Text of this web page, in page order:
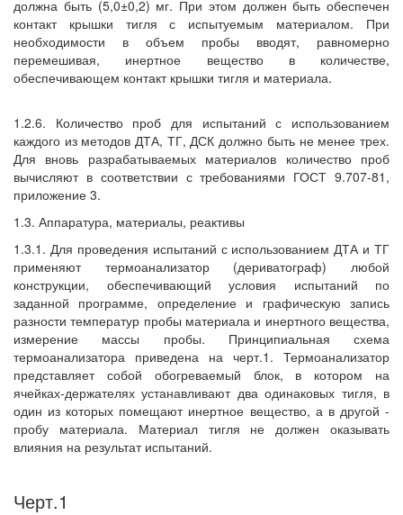
должна быть (5,0±0,2) мг. При этом должен быть обеспечен
контакт крышки тигля с испытуемым материалом. При
необходимости в объем пробы вводят, равномерно
перемешивая, инертное вещество в количестве,
обеспечивающем контакт крышки тигля и материала.
1.2.6. Количество проб для испытаний с использованием
каждого из методов ДТА, ТГ, ДСК должно быть не менее трех.
Для вновь разрабатываемых материалов количество проб
вычисляют в соответствии с требованиями ГОСТ 9.707-81,
приложение 3.
1.3. Аппаратура, материалы, реактивы
1.3.1. Для проведения испытаний с использованием ДТА и ТГ
применяют термоанализатор (дериватограф) любой
конструкции, обеспечивающий условия испытаний по
заданной программе, определение и графическую запись
разности температур пробы материала и инертного вещества,
измерение массы пробы. Принципиальная схема
термоанализатора приведена на черт.1. Термоанализатор
представляет собой обогреваемый блок, в котором на
ячейках-держателях устанавливают два одинаковых тигля, в
один из которых помещают инертное вещество, а в другой -
пробу материала. Материал тигля не должен оказывать
влияния на результат испытаний.
Черт.1